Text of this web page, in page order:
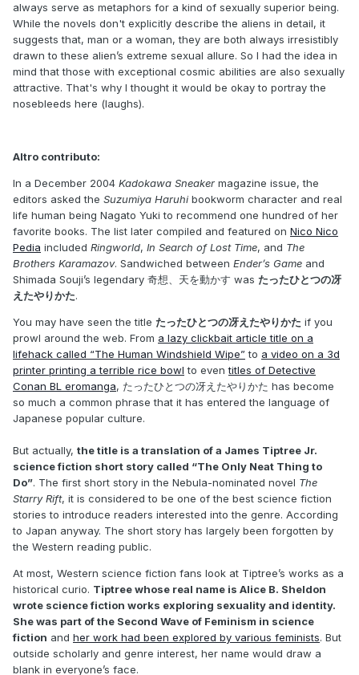
always serve as metaphors for a kind of sexually superior being.
While the novels don't explicitly describe the aliens in detail, it
suggests that, man or a woman, they are both always irresistibly
drawn to these alien’s extreme sexual allure. So I had the idea in
mind that those with exceptional cosmic abilities are also sexually
attractive. That's why I thought it would be okay to portray the
nosebleeds here (laughs).
Altro contributo:
In a December 2004 Kadokawa Sneaker magazine issue, the
editors asked the Suzumiya Haruhibookworm character and real
life human being Nagato Yuki to recommend one hundred of her
favorite books. The list later compiled and featured on Nico Nico
Pedia included Ringworld, In Search of Lost Time, and The
Brothers Karamazov. Sandwiched between Ender’s Game and
Shimada Souji’s legendary 奇想、天を動かす was たったひとつの冴
えたやりかた.
You may have seen the title たったひとつの冴えたやりかた if you
prowl around the web. From a lazy clickbait article title on a
lifehack called “The Human Windshield Wipe” to a video on a 3d
printer printing a terrible rice bowl to eventitles of Detective
Conan BL eromanga, たったひとつの冴えたやりかた has become
so much a common phrase that it has entered the language of
Japanese popular culture.
But actually, the title is a translation of a James Tiptree Jr.
science fiction short story called “The Only Neat Thing to
Do”. The first short story in the Nebula-nominated novel The
Starry Rift, it is considered to be one of the best science fiction
stories to introduce readers interested into the genre. According
to Japan anyway. The short story has largely been forgotten by
the Western reading public.
At most, Western science fiction fans look at Tiptree’s works as a
historical curio. Tiptree whose real name is Alice B. Sheldon
wrote science fiction works exploring sexuality and identity.
She was part of the Second Wave of Feminism in science
fiction and her work had been explored by various feminists. But
outside scholarly and genre interest, her name would draw a
blank in everyone’s face.